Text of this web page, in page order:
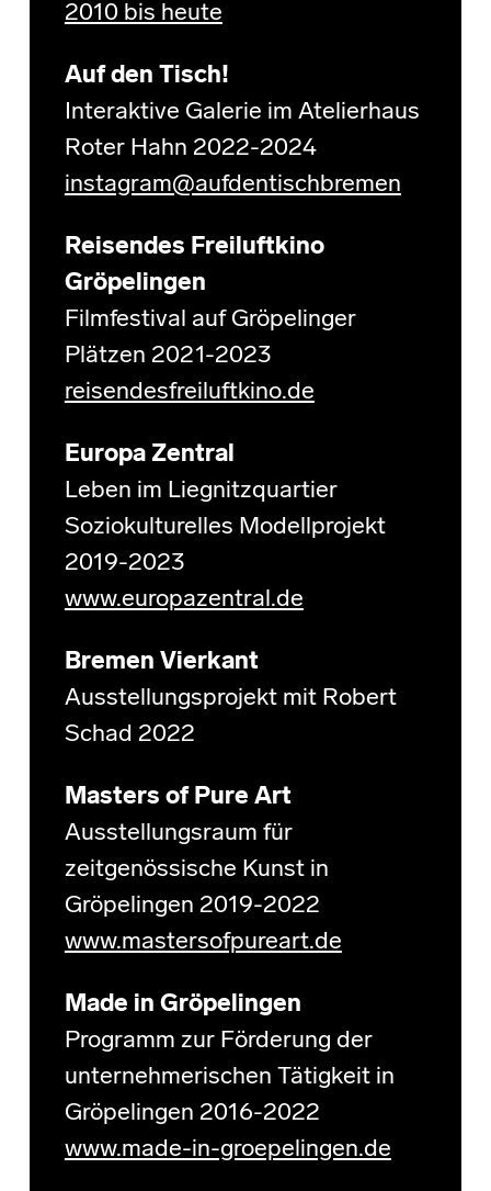
2010 bis heute
Auf den Tisch!
Interaktive Galerie im Atelierhaus
Roter Hahn 2022-2024
instagram@aufdentischbremen
Reisendes Freiluftkino
Gröpelingen
Filmfestival auf Gröpelinger
Plätzen 2021-2023
reisendesfreiluftkino.de
Europa Zentral
Leben im Liegnitzquartier
Soziokulturelles Modellprojekt
2019-2023
www.europazentral.de
Bremen Vierkant
Ausstellungsprojekt mit Robert
Schad 2022
Masters of Pure Art
Ausstellungsraum für
zeitgenössische Kunst in
Gröpelingen 2019-2022
www.mastersofpureart.de
Made in Gröpelingen
Programm zur Förderung der
unternehmerischen Tätigkeit in
Gröpelingen 2016-2022
www.made-in-groepelingen.de